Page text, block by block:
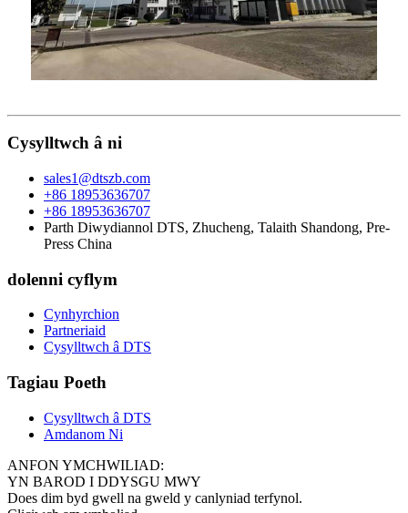
Cysylltwch â ni
sales1@dtszb.com
+86 18953636707
+86 18953636707
Parth Diwydiannol DTS, Zhucheng, Talaith Shandong, Pre-
Press China
dolenni cyflym
Cynhyrchion
Partneriaid
Cysylltwch â DTS
Tagiau Poeth
Cysylltwch â DTS
Amdanom Ni
ANFON YMCHWILIAD:
YN BAROD I DDYSGU MWY
Does dim byd gwell na gweld y canlyniad terfynol.